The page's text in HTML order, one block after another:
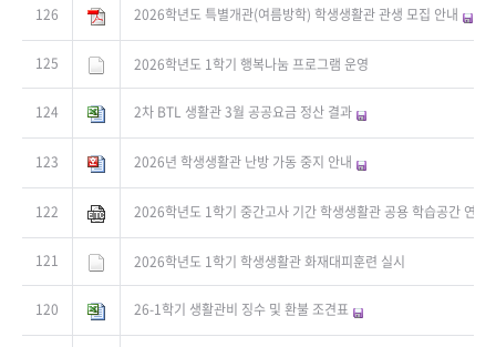
126 2026학년도 특별개관(여름방학) 학생생활관 관생 모집 안내
125 2026학년도 1학기 행복나눔 프로그램 운영
124 2차 BTL 생활관 3월 공공요금 정산 결과
123 2026년 학생생활관 난방 가동 중지 안내
122 2026학년도 1학기 중간고사 기간 학생생활관 공용 학습공간 연장
121 2026학년도 1학기 학생생활관 화재대피훈련 실시
120 26-1학기 생활관비 징수 및 환불 조견표